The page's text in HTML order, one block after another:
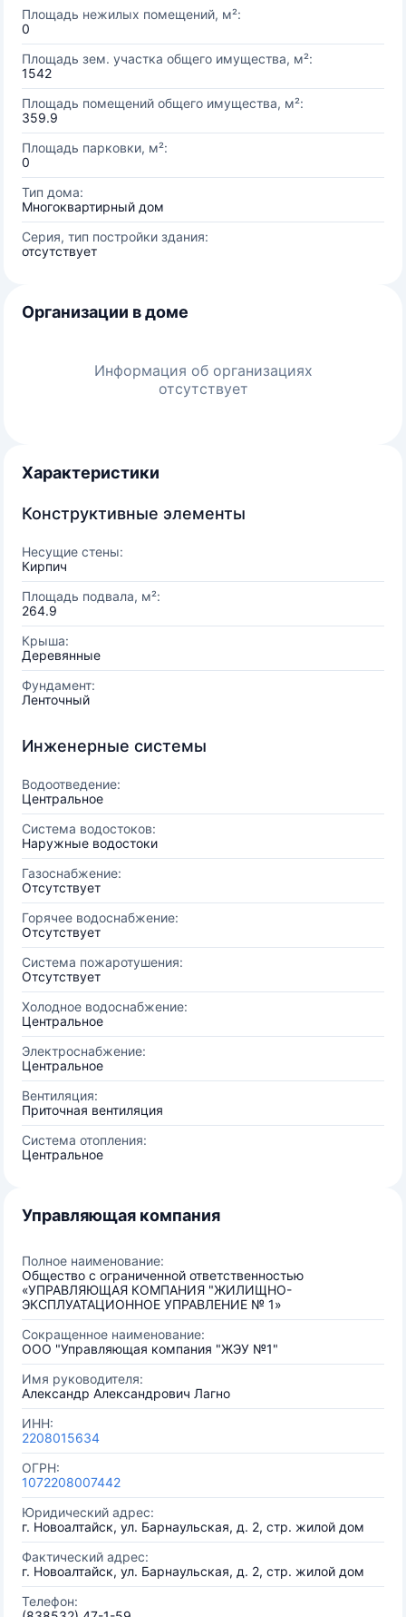
Площадь нежилых помещений, м²:
0
Площадь зем. участка общего имущества, м²:
1542
Площадь помещений общего имущества, м²:
359.9
Площадь парковки, м²:
0
Тип дома:
Многоквартирный дом
Серия, тип постройки здания:
отсутствует
Организации в доме
Информация об организациях
отсутствует
Характеристики
Конструктивные элементы
Несущие стены:
Кирпич
Площадь подвала, м²:
264.9
Крыша:
Деревянные
Фундамент:
Ленточный
Инженерные системы
Водоотведение:
Центральное
Система водостоков:
Наружные водостоки
Газоснабжение:
Отсутствует
Горячее водоснабжение:
Отсутствует
Система пожаротушения:
Отсутствует
Холодное водоснабжение:
Центральное
Электроснабжение:
Центральное
Вентиляция:
Приточная вентиляция
Система отопления:
Центральное
Управляющая компания
Полное наименование:
Общество с ограниченной ответственностью
«УПРАВЛЯЮЩАЯ КОМПАНИЯ "ЖИЛИЩНО-
ЭКСПЛУАТАЦИОННОЕ УПРАВЛЕНИЕ № 1»
Сокращенное наименование:
ООО "Управляющая компания "ЖЭУ №1"
Имя руководителя:
Александр Александрович Лагно
ИНН:
2208015634
ОГРН:
1072208007442
Юридический адрес:
г. Новоалтайск, ул. Барнаульская, д. 2, стр. жилой дом
Фактический адрес:
г. Новоалтайск, ул. Барнаульская, д. 2, стр. жилой дом
Телефон: